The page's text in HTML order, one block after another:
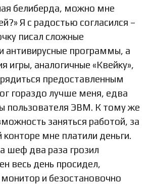
белиберда, можно мне
Я с радостью согласился –
писал сложные
антивирусные программы, а
игры, аналогичные «Квейку»,
предоставленным
гораздо лучше меня, едва
пользователя ЭВМ. К тому же
заняться работой, за
мне платили деньги.
шеф два раза грозил
весь день просидел,
и безостановочно